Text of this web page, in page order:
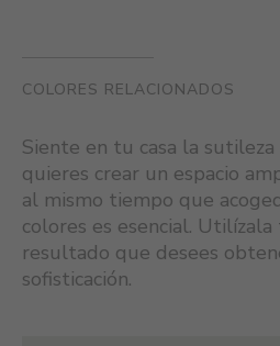
COLORES RELACIONADOS
Siente en tu casa la
quieres crear un espacio
al mismo tiempo que
colores es esencial.
resultado que desees
sofisticación.